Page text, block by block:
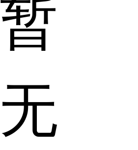
暂
无